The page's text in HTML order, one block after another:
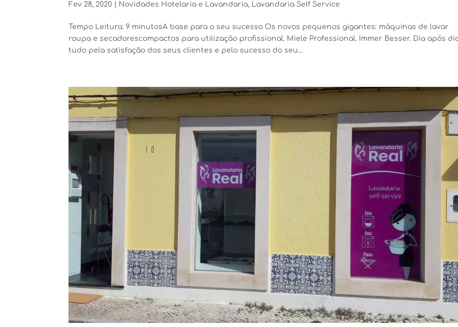
Fev 28, 2020 Novidades Hotelaria e Lavandaria, Lavandaria Self Service
Tempo Leitura: 9 minutosA base para o seu sucesso Os novos pequenos gigantes: máquinas de lavar
roupa e secadorescompactos para utilização profissional. Miele Professional. Immer Besser. Dia após
tudo pela satisfação dos seus clientes e pelo sucesso do seu...